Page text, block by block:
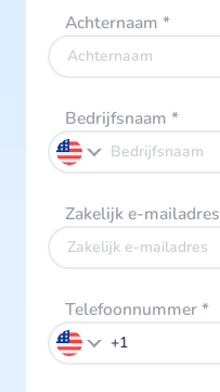
Achternaam *
Bedrijfsnaam *
Zakelijk e-mailadres
Telefoonnummer*